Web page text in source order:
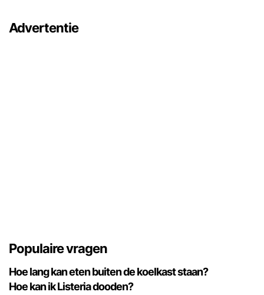
Advertentie
Populaire vragen
Hoe lang kan eten buiten de koelkast staan?
Hoe kan ik Listeria dooden?